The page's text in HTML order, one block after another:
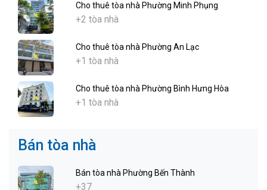
Cho thuê tòa nhà Phường Minh Phụng
+2 tòa nhà
Cho thuê tòa nhà Phường An Lạc
+1 tòa nhà
Cho thuê tòa nhà Phường Bình Hưng Hòa
+1 tòa nhà
Bán tòa nhà
Bán tòa nhà Phường Bến Thành
+37